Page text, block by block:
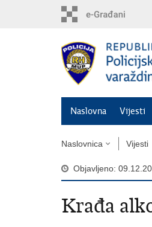
Naslovna Vijesti
Naslovnica Vijesti
Objavljeno:
Krađa